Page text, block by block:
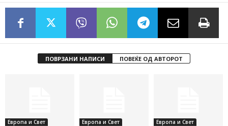
ПОВРЗАНИ НАПИСИ ПОВЕЌЕ ОД АВТОРОТ
Европа и Свет Европа и Свет Европа и Свет